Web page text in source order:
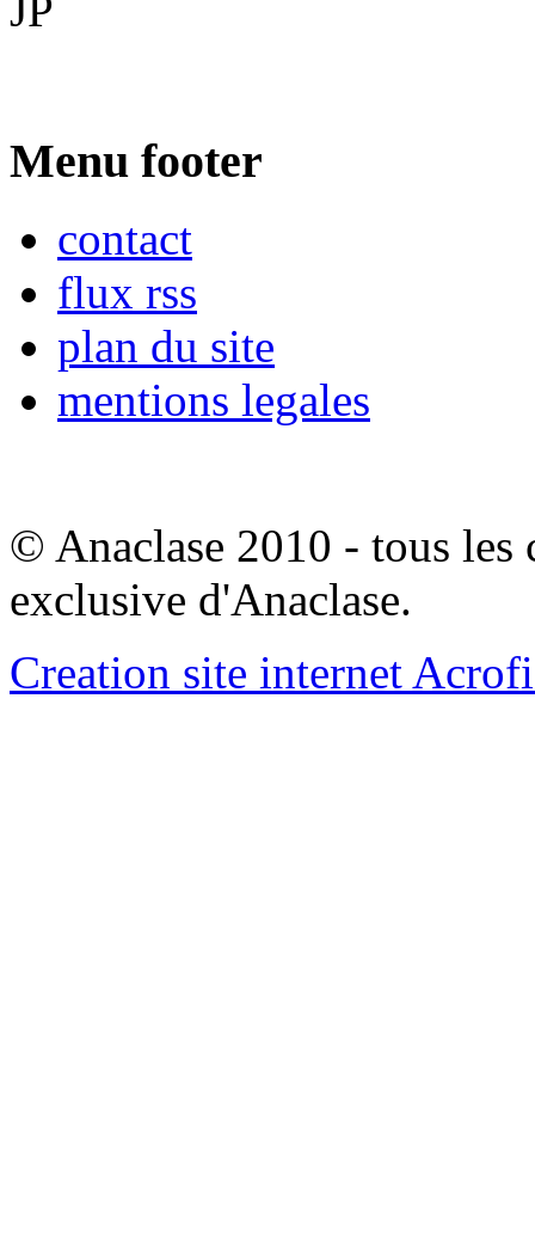
Menu footer
contact
flux rss
plan du site
mentions legales
© Anaclase 2010 - tous les
exclusive d'Anaclase.
Creation site internet